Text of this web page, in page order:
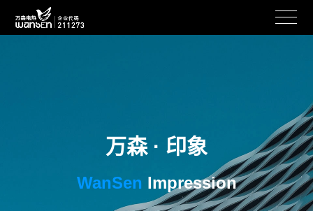
万森 · 印象
WanSen Impression